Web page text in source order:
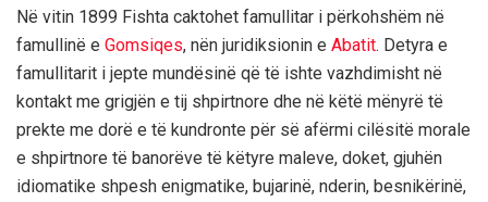
Në vitin 1899 Fishta caktohet famullitar i përkohshëm në
famullinë e Gomsiqes, nën juridiksionin e Abatit. Detyra e
famullitarit i jepte mundësinë që të ishte vazhdimisht në
kontakt me grigjën e tij shpirtnore dhe në këtë mënyrë të
prekte me dorë e të kundronte për së afërmi cilësitë morale
e shpirtnore të banorëve të këtyre maleve, doket, gjuhën
idiomatike shpesh enigmatike, bujarinë, nderin, besnikërinë,